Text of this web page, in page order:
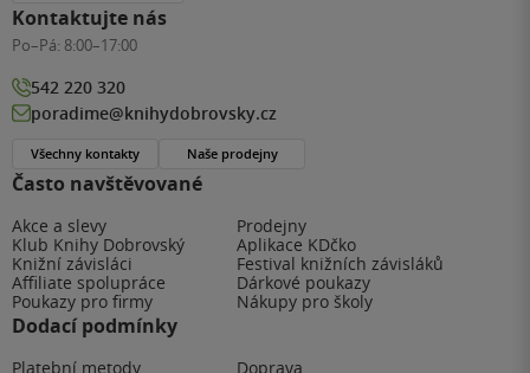
Často navštěvované
Akce a slevy
Prodejny
Klub Knihy Dobrovský
Aplikace KDčko
Knižní závisláci
Festival knižních závisláků
Affiliate spolupráce
Dárkové poukazy
Poukazy pro firmy
Nákupy pro školy
Dodací podmínky
Platební metody
Doprava
Kontaktujte nás
Po–Pá: 8:00–17:00
542 220 320
poradime@knihydobrovsky.cz
Všechny kontakty Naše prodejny